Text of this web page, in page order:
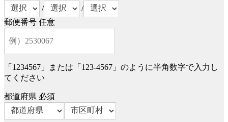
/
/
郵便番号 任意
「1234567」または「123-4567」のように半角数字で入力し
てください
都道府県 必須